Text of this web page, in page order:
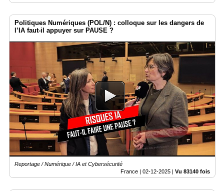
Politiques Numériques (POL/N) : colloque sur les dangers de
l’IA faut-il appuyer sur PAUSE ?
Reportage / Numérique / IA et Cybersécurité
France | 02-12-2025 Vu 83140 fois